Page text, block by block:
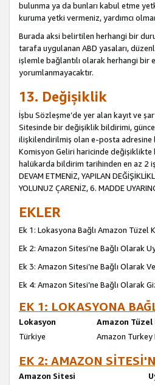
bulunma ya da bunları kabul etme
kuruma yetki vermeniz, yardımcı
Burada aksi belirtilen herhangi bir
tarafa uygulanan ABD yasaları,
işlemle bağlantılı olarak herhangi
yorumlanmayacaktır.
13. Değişiklik
İşbu Sözleşme’de yer alan kayıt ve
Sitesinde bir değişiklik bildirimi,
ilişkilendirilmiş olan e-posta adresine
Komisyon Geliri haricinde
halükarda bildirim tarihinden en az 2 iş
DEVAM ETMENİZ, YAPILAN
YOLUNUZ ÇARENİZ, 6. MADDE
EKLER
Ek 1: Lokasyona Bağlı Amazon Tüzel
Ek 2: Amazon Sitesi’ne Bağlı Olarak
Ek 3: Amazon Sitesi’ne Bağlı Olarak
Ek 4: Amazon Sitesi’ne Bağlı Olarak
EK 1: LOKASYONA
Lokasyon
Amazon Tüzel
Türkiye
Amazon
EK 2: AMAZON
Amazon Sitesi